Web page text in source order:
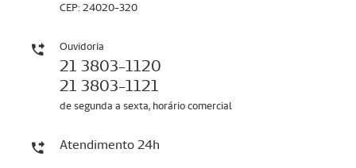
CEP: 24020-320
Ouvidoria
21 3803-1120
21 3803-1121
de segunda a sexta, horário comercial
Atendimento 24h